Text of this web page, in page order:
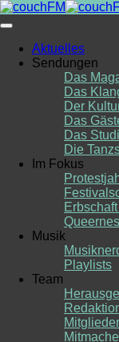
Skip
to
Aktuelles
Sendungen
Das
Das
Der
Das
Das
Die
Im Fokus
Musik
Playlists
Team
Mitglieder